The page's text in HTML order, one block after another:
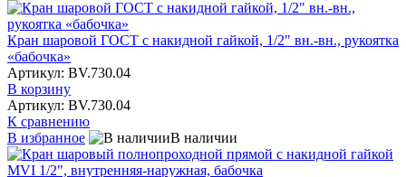
Кран шаровой ГОСТ с накидной гайкой, 1/2" вн.-вн., рукоятка
«бабочка»
Артикул: BV.730.04
В корзину
Артикул: BV.730.04
К сравнению
В избранное
В наличии